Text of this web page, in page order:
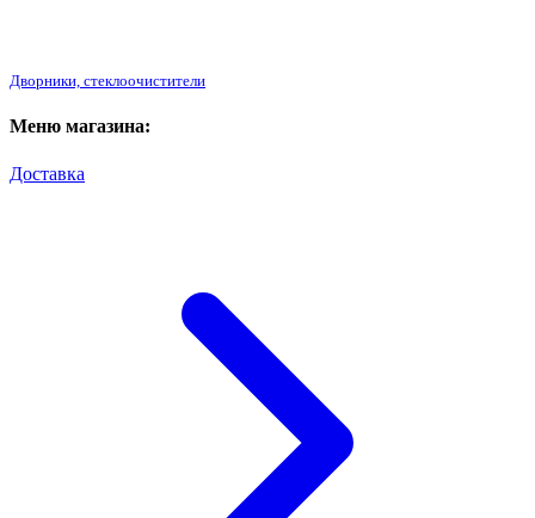
Дворники, стеклоочистители
Меню магазина:
Доставка